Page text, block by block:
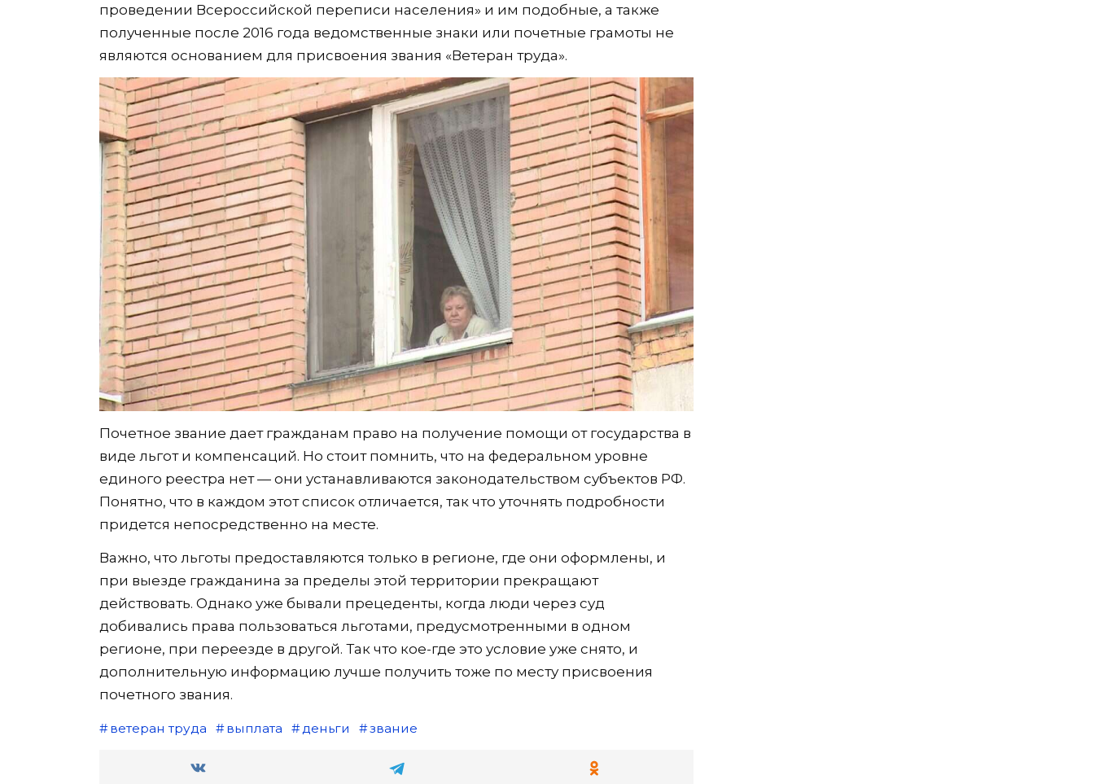
проведении Всероссийской переписи населения» и им подобные, а также
полученные после 2016 года ведомственные знаки или почетные грамоты не
являются основанием для присвоения звания «Ветеран труда».
Почетное звание дает гражданам право на получение помощи от государства в
виде льгот и компенсаций. Но стоит помнить, что на федеральном уровне
единого реестра нет — они устанавливаются законодательством субъектов РФ.
Понятно, что в каждом этот список отличается, так что уточнять подробности
придется непосредственно на месте.
Важно, что льготы предоставляются только в регионе, где они оформлены, и
при выезде гражданина за пределы этой территории прекращают
действовать. Однако уже бывали прецеденты, когда люди через суд
добивались права пользоваться льготами, предусмотренными в одном
регионе, при переезде в другой. Так что кое-где это условие уже снято, и
дополнительную информацию лучше получить тоже по месту присвоения
почетного звания.
ветеран труда выплата деньги звание